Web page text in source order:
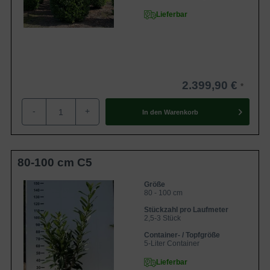
bis zu 5 m und eine Wuchsbreite zwischen 2 und 3 m.
Aufgrund dieser Wuchseigenschaften ist der Kirschlorbeer
für einen blickdichten Sichtschutz geeignet.
selten auf - wahrscheinlicher sind Trockenschäden, die
sich im Frühjahr durch viele braune Blätter an der Pflanze
äußern. In der Regel trägt der Kirschlorbeer allerdings
keine größeren Schäden davon. Die braunen Blätter
werden im Frühjahr abgestoßen und neue Triebe
beginnen sich zu entwickeln. Mit einem leichten
Lieferbar
2.399,90 €
- + In den Warenkorb
80-100 cm C5
Größe
80 - 100 cm
Stückzahl pro Laufmeter
2,5-3 Stück
Container- / Topfgröße
5-Liter Container
Lieferbar